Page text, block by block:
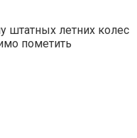
штатных летних колес
пометить